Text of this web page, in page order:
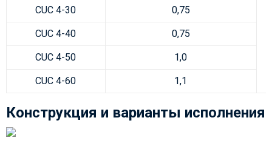
CUC 4-30 0,75
CUC 4-40 0,75
CUC 4-50 1,0
CUC 4-60 1,1
Конструкция и варианты исполнения